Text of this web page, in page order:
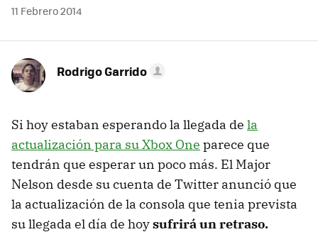
11 Febrero 2014
Rodrigo Garrido
Si hoy estaban esperando la llegada de la
actualización para su Xbox One parece que
tendrán que esperar un poco más. El Major
Nelson desde su cuenta de Twitter anunció que
la actualización de la consola que tenia prevista
su llegada el día de hoysufrirá un retraso.